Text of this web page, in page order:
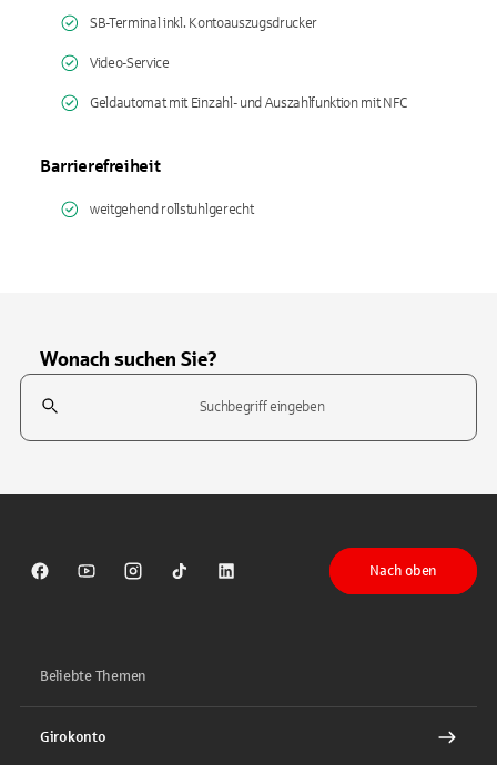
SB-Terminal inkl. Kontoauszugsdrucker
Video-Service
Geldautomat mit Einzahl- und Auszahlfunktion mit NFC
Barrierefreiheit
weitgehend rollstuhlgerecht
Wonach suchen Sie?
Suchfeld
Sparkasse auf Facebook
Sparkasse auf Youtube
Sparkasse auf Instagram
Sparkasse auf TikTok
Sparkasse auf LinkedIn
Nach oben
Beliebte Themen
Girokonto